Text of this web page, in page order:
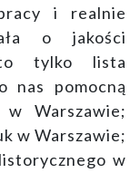
i realnie
o jakości
tylko lista
nas pomocną
Warszawie;
w Warszawie;
w